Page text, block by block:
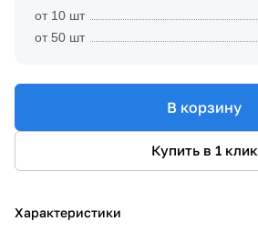
от 10 шт
от 50 шт
В корзину
Купить в 1 клик
Характеристики